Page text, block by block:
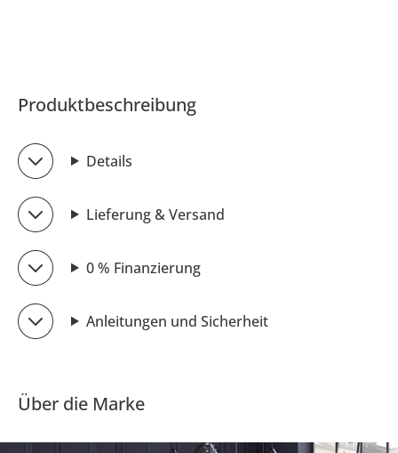
Produktbeschreibung
Details
Lieferung & Versand
0 % Finanzierung
Anleitungen und Sicherheit
Über die Marke